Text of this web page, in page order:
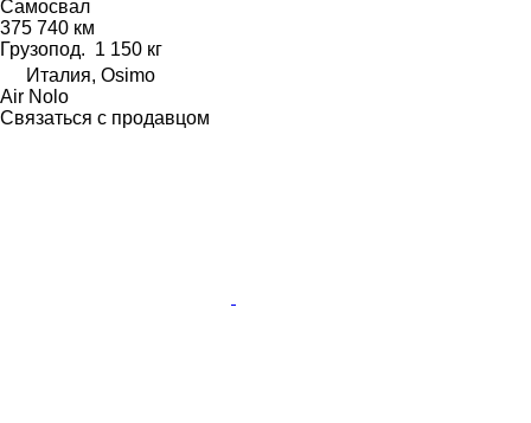
Самосвал
375 740 км
Грузопод. 1 150 кг
Италия, Osimo
Air Nolo
Связаться с продавцом